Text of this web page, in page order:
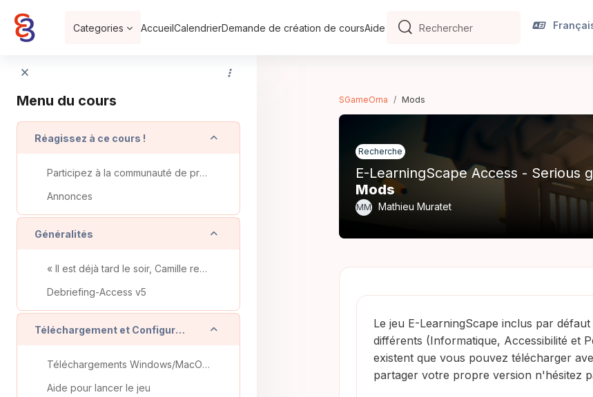
Categories AccueilCalendrierDemande de création de coursAide
Rechercher
Rechercher
Menu du cours
Réagissez à ce cours ! Replier
Participez à la communauté de pratiques en lien avec ce projet
Annonces
Généralités Replier
« Il est déjà tard le soir, Camille reste inquiète...
Debriefing-Access v5
Téléchargement et Configuration Replier
Téléchargements Windows/MacOS/Linux
Aide pour lancer le jeu
SGameOrna Mods
Recherche
E-LearningScape Access - Serious
Mods
MM Mathieu Muratet
Le jeu E-LearningScape inclus par
différents (Informatique, Accessibilité et
existent que vous pouvez télécharger
partager votre propre version n'hésitez